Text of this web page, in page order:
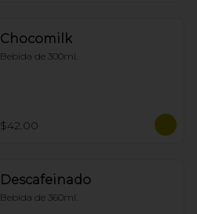
Chocomilk
Bebida de 300ml.
$42.00
Descafeinado
Bebida de 360ml.